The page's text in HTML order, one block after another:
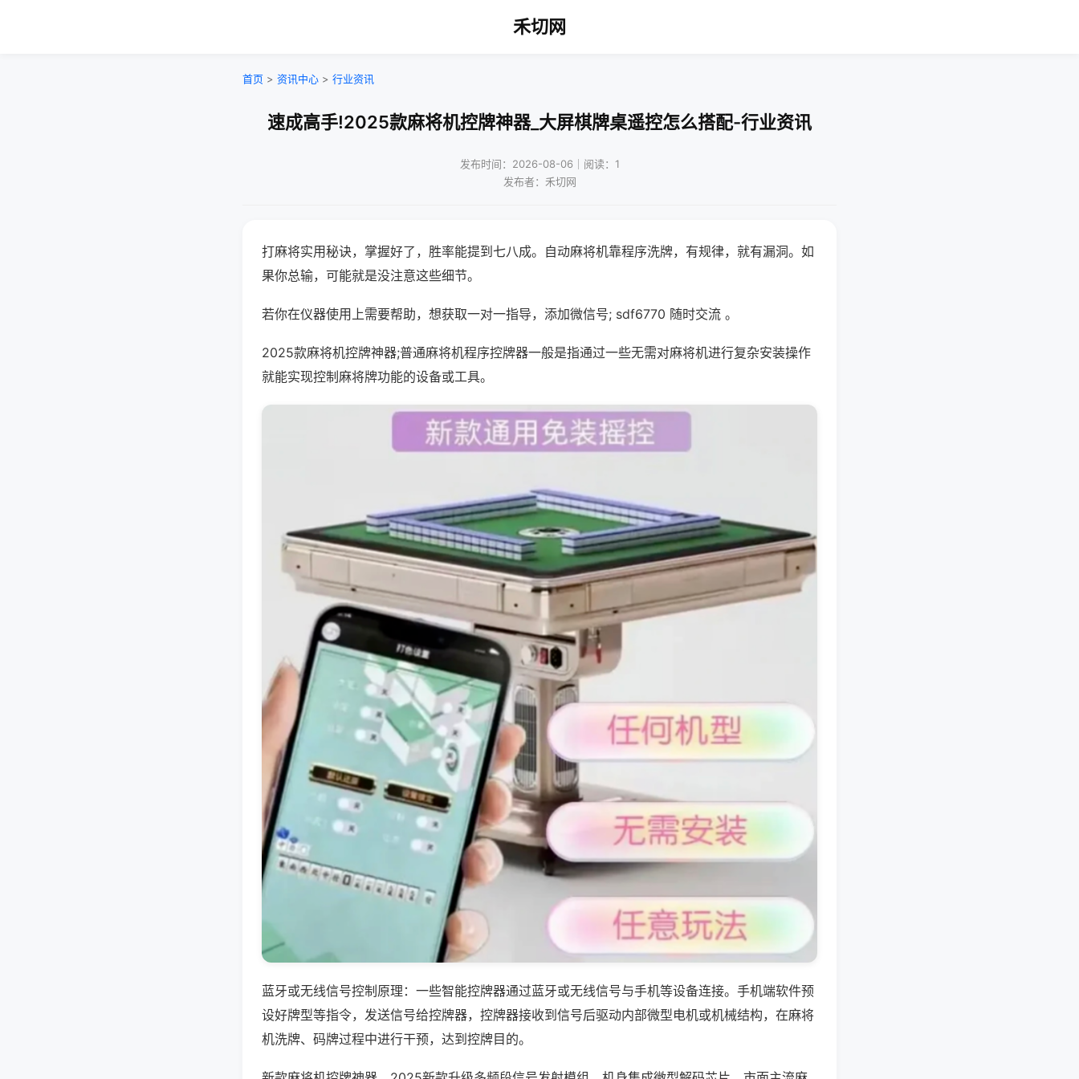
禾切网
首页 > 资讯中心 > 行业资讯
速成高手!2025款麻将机控牌神器_大屏棋牌桌遥控怎么搭配-行业资讯
发布时间：2026-08-06｜阅读：1
发布者：禾切网
打麻将实用秘诀，掌握好了，胜率能提到七八成。自动麻将机靠程序洗牌，有规律，就有漏洞。如
果你总输，可能就是没注意这些细节。
若你在仪器使用上需要帮助，想获取一对一指导，添加微信号; sdf6770 随时交流 。
2025款麻将机控牌神器;普通麻将机程序控牌器一般是指通过一些无需对麻将机进行复杂安装操作
就能实现控制麻将牌功能的设备或工具。
蓝牙或无线信号控制原理：一些智能控牌器通过蓝牙或无线信号与手机等设备连接。手机端软件预
设好牌型等指令，发送信号给控牌器，控牌器接收到信号后驱动内部微型电机或机械结构，在麻将
机洗牌、码牌过程中进行干预，达到控牌目的。